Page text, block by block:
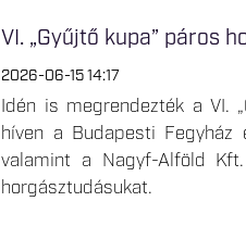
VI. „Gyűjtő kupa” páros
2026-06-15 14:17
Idén is megrendezték a VI.
híven a Budapesti Fegyház
valamint a Nagyf-Alföld
horgásztudásukat.